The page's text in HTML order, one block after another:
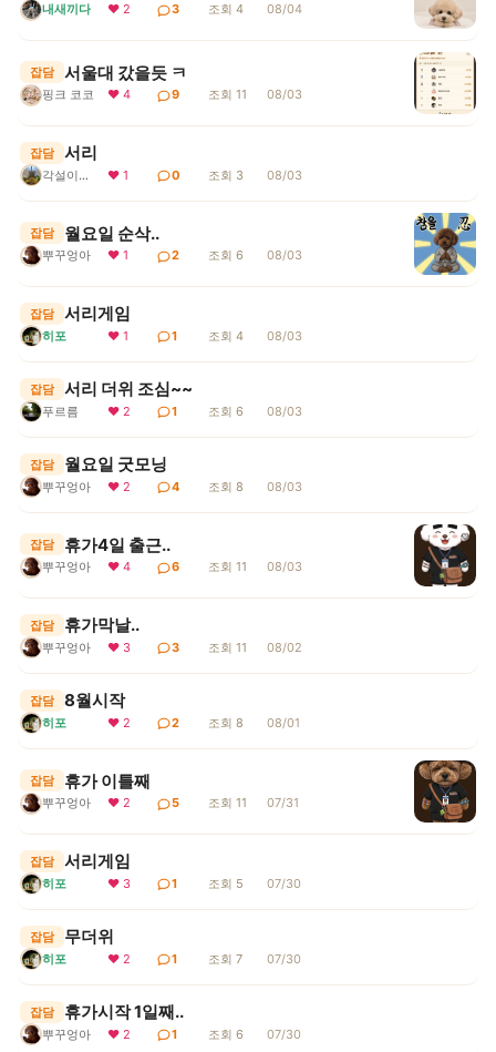
내새끼다 ❤ 2 3 조회 4 08/04
잡담 서울대 갔을듯 ㅋ
핑크 코코 ❤ 4 9 조회 11 08/03
잡담 서리
각설이지요 ❤ 1 0 조회 3 08/03
잡담 월요일 순삭..
뿌꾸엉아 ❤ 1 2 조회 6 08/03
잡담 서리게임
히포 ❤ 1 1 조회 4 08/03
잡담 서리 더위 조심~~
푸르름 ❤ 2 1 조회 6 08/03
잡담 월요일 굿모닝
뿌꾸엉아 ❤ 2 4 조회 8 08/03
잡담 휴가4일 출근..
뿌꾸엉아 ❤ 4 6 조회 11 08/03
잡담 휴가막날..
뿌꾸엉아 ❤ 3 3 조회 11 08/02
잡담 8월시작
히포 ❤ 2 2 조회 8 08/01
잡담 휴가 이틀째
뿌꾸엉아 ❤ 2 5 조회 11 07/31
잡담 서리게임
히포 ❤ 3 1 조회 5 07/30
잡담 무더위
히포 ❤ 2 1 조회 7 07/30
잡담 휴가시작 1일째..
뿌꾸엉아 ❤ 2 1 조회 6 07/30